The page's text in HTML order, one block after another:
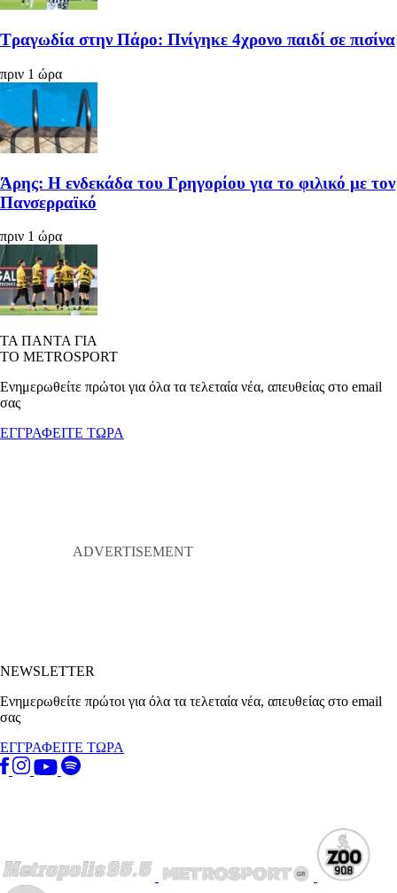
Τραγωδία στην Πάρο: Πνίγηκε 4χρονο παιδί σε πισίνα
πριν 1 ώρα
Άρης: Η ενδεκάδα του Γρηγορίου για το φιλικό με τον
Πανσερραϊκό
πριν 1 ώρα
ΤΑ ΠΑΝΤΑ ΓΙΑ
ΤΟ METROSPORT
Ενημερωθείτε πρώτοι για όλα τα τελεταία νέα, απευθείας στο email
σας
ΕΓΓΡΑΦΕΙΤΕ ΤΩΡΑ
NEWSLETTER
Ενημερωθείτε πρώτοι για όλα τα τελεταία νέα, απευθείας στο email
σας
ΕΓΓΡΑΦΕΙΤΕ ΤΩΡΑ